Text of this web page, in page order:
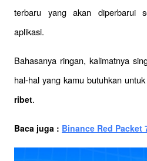
terbaru yang akan diperbarui
aplikasi.
Bahasanya ringan, kalimatnya
hal-hal yang kamu butuhkan untuk
ribet.
Baca juga : Binance Red Packet